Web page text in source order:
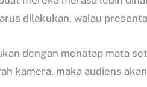
dilakukan, walau
dengan menatap mata
kamera, maka audiens